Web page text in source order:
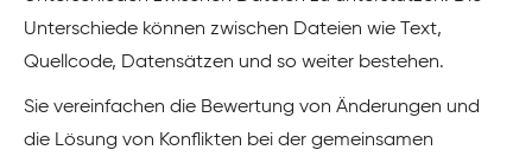
Unterschiede können zwischen Dateien wie Text,
Quellcode, Datensätzen und so weiter bestehen.
Sie vereinfachen die Bewertung von Änderungen und
die Lösung von Konflikten bei der gemeinsamen